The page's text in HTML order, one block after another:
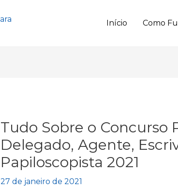
Início Como
Tudo Sobre o Concurso
Delegado, Agente,
Papiloscopista 2021
27 de janeiro de 2021